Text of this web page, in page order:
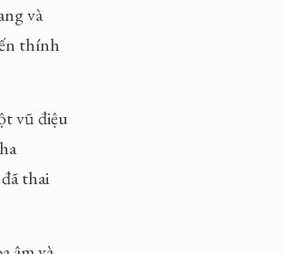
và
thính
vũ điệu
thai